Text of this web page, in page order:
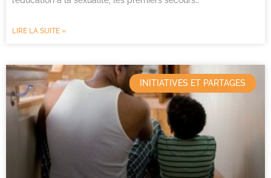
LIRE LA SUITE »
INITIATIVES ET PARTAGES